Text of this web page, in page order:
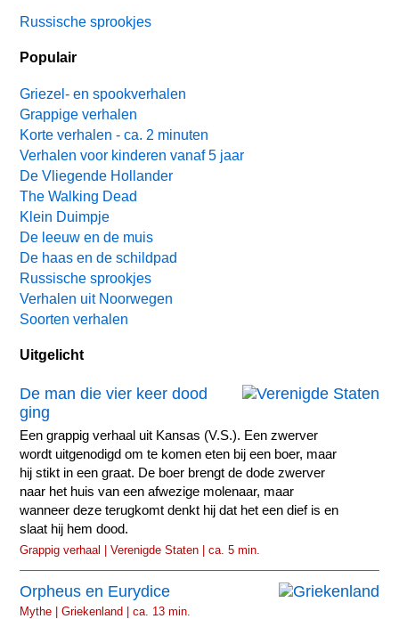
Russische sprookjes
Populair
Griezel- en spookverhalen
Grappige verhalen
Korte verhalen - ca. 2 minuten
Verhalen voor kinderen vanaf 5 jaar
De Vliegende Hollander
The Walking Dead
Klein Duimpje
De leeuw en de muis
De haas en de schildpad
Russische sprookjes
Verhalen uit Noorwegen
Soorten verhalen
Uitgelicht
De man die vier keer dood
ging
Een grappig verhaal uit Kansas (V.S.). Een zwerver
wordt uitgenodigd om te komen eten bij een boer, maar
hij stikt in een graat. De boer brengt de dode zwerver
naar het huis van een afwezige molenaar, maar
wanneer deze terugkomt denkt hij dat het een dief is en
slaat hij hem dood.
Grappig verhaal | Verenigde Staten | ca. 5 min.
Orpheus en Eurydice
Mythe | Griekenland | ca. 13 min.